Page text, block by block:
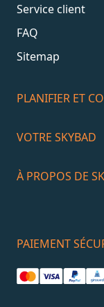
Service client
FAQ
Sitemap
PLANIFIER ET
VOTRE SKYBAD
À PROPOS DE
PAIEMENT